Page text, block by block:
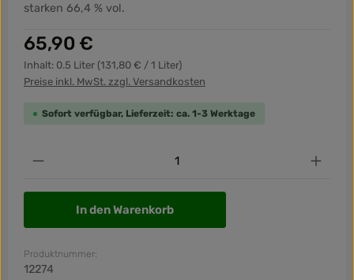
starken 66,4 % vol.
Regulärer Preis:
65,90 €
Inhalt: 0.5 Liter (131,80 € / 1 Liter)
Preise inkl. MwSt. zzgl. Versandkosten
Sofort verfügbar, Lieferzeit: ca. 1-3 Werktage
Produkt Anzahl: Gib den gewünschten Wert
In den Warenkorb
Produktnummer:
12274